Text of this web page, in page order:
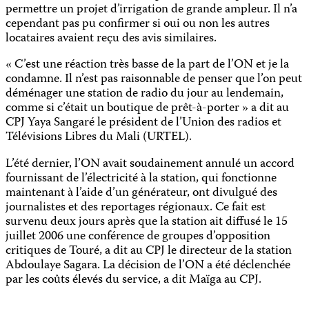
permettre un projet d’irrigation de grande ampleur. Il n’a
cependant pas pu confirmer si oui ou non les autres
locataires avaient reçu des avis similaires.
« C’est une réaction très basse de la part de l’ON et je la
condamne. Il n’est pas raisonnable de penser que l’on peut
déménager une station de radio du jour au lendemain,
comme si c’était un boutique de prêt-à-porter » a dit au
CPJ Yaya Sangaré le président de l’Union des radios et
Télévisions Libres du Mali (URTEL).
L’été dernier, l’ON avait soudainement annulé un accord
fournissant de l’électricité à la station, qui fonctionne
maintenant à l’aide d’un générateur, ont divulgué des
journalistes et des reportages régionaux. Ce fait est
survenu deux jours après que la station ait diffusé le 15
juillet 2006 une conférence de groupes d’opposition
critiques de Touré, a dit au CPJ le directeur de la station
Abdoulaye Sagara. La décision de l’ON a été déclenchée
par les coûts élevés du service, a dit Maïga au CPJ.